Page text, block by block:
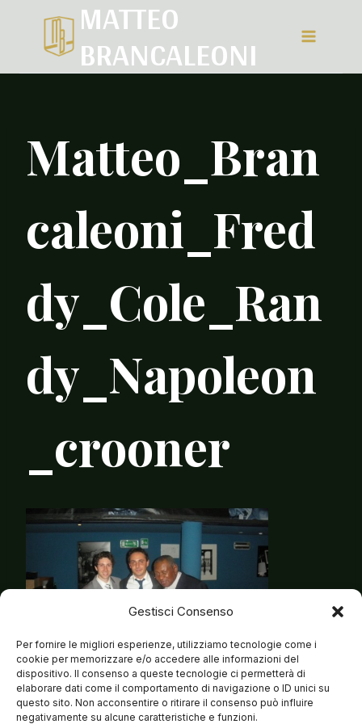
Gestisci Consenso
Per fornire le migliori esperienze, utilizziamo tecnologie come i
cookie per memorizzare e/o accedere alle informazioni del
dispositivo. Il consenso a queste tecnologie ci permetterà di
elaborare dati come il comportamento di navigazione o ID unici su
questo sito. Non acconsentire o ritirare il consenso può influire
negativamente su alcune caratteristiche e funzioni.
MATTEO
BRANCALEONI
Matteo_Bran
caleoni_Fred
dy_Cole_Ran
dy_Napoleon
_crooner